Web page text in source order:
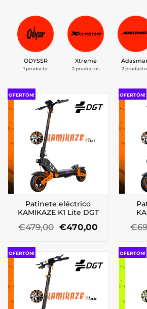
ODYSSR
1 producto
Xtreme
2 productos 2
OFERTÓN!
Patinete eléctrico
KAMIKAZE K1 Lite DGT
€479,00 El
precio
era:
€479,00.
€470,00El
€470,00.
OFERTÓN!
€
OFERTÓN! OFERTÓN!